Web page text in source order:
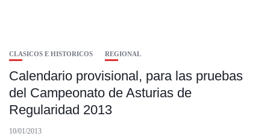
CLASICOS E HISTORICOS REGIONAL
Calendario provisional, para las pruebas
del Campeonato de Asturias de
Regularidad 2013
10/01/2013